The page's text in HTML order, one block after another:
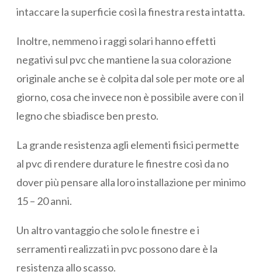
intaccare la superficie così la finestra resta intatta.
Inoltre, nemmeno i raggi solari hanno effetti
negativi sul pvc che mantiene la sua colorazione
originale anche se è colpita dal sole per mote ore al
giorno, cosa che invece non è possibile avere con il
legno che sbiadisce ben presto.
La grande resistenza agli elementi fisici permette
al pvc di rendere durature le finestre così da no
dover più pensare alla loro installazione per minimo
15 – 20 anni.
Un altro vantaggio che solo le finestre e i
serramenti realizzati in pvc possono dare è la
resistenza allo scasso.